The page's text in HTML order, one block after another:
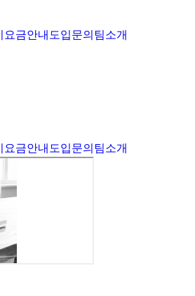
요금안내 도입문의 팀소개
요금안내 도입문의 팀소개